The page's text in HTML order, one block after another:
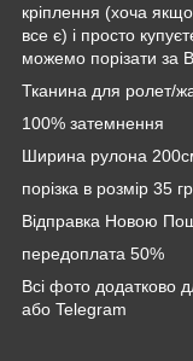
кріплення (хоча
все є) і просто
можемо порізати за
Тканина для ролет/
100% затемнення
Ширина рулона
порізка в розмір 35
Відправка Новою
передоплата 50%
Всі фото додатково
або Telegram